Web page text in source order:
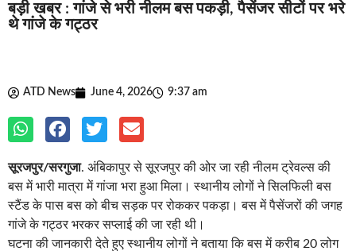
बड़ी खबर : गांजे से भरी नीलम बस पकड़ी, पैसेंजर सीटों पर भरे
थे गांजे के गट्ठर
ATD News June 4, 2026 9:37 am
सूरजपुर/सरगुजा. अंबिकापुर से सूरजपुर की ओर जा रही नीलम ट्रेवल्स की
बस में भारी मात्रा में गांजा भरा हुआ मिला। स्थानीय लोगों ने सिलफिली बस
स्टैंड के पास बस को बीच सड़क पर रोककर पकड़ा। बस में पैसेंजरों की जगह
गांजे के गट्ठर भरकर सप्लाई की जा रही थी।
घटना की जानकारी देते हुए स्थानीय लोगों ने बताया कि बस में करीब 20 लोग